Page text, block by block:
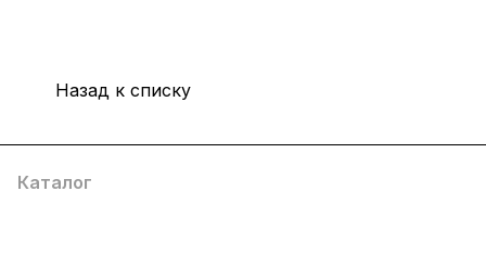
Назад к списку
Каталог